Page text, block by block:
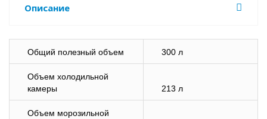
Описание
Общий полезный объем 300 л
Объем холодильной
камеры
213 л
Объем морозильной